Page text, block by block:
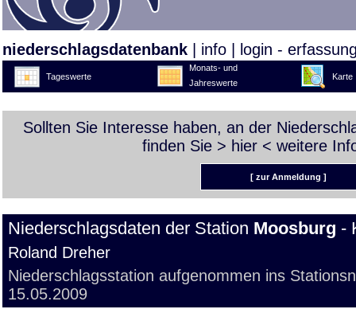
niederschlagsdatenbank info login -
Tageswerte
Monats- und
Jahreswerte
Karte
Sollten Sie Interesse haben, an der
finden Sie > hier < weitere
[ zur Anmeldung ]
Niederschlagsdaten der Station Moosburg -
Roland Dreher
Niederschlagsstation aufgenommen ins
15.05.2009